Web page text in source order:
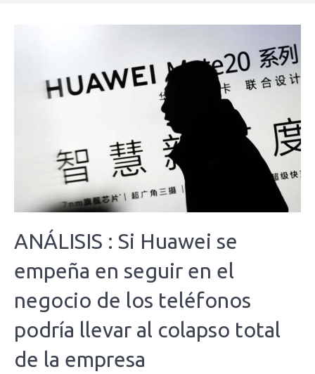
ANÁLISIS : Si Huawei se
empeña en seguir en el
negocio de los teléfonos
podría llevar al colapso total
de la empresa